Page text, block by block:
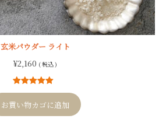
玄米パウダー ライト
¥2,160 ( 税込 )
1
件の利用者
評価に基づ
く5段階評価
のうち、
お買い物カゴに追加